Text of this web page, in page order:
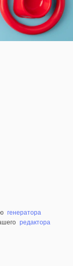
генератора
редактора